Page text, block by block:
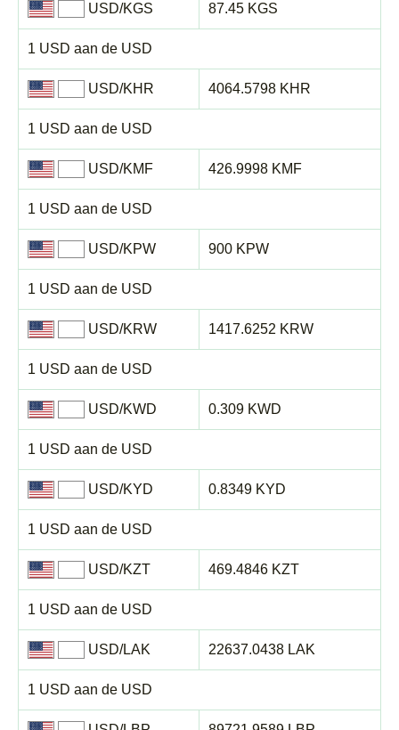
USD/KGS
1 USD aan de USD
87.45 KGS
USD/KHR
1 USD aan de USD
4064.5798 KHR
USD/KMF
1 USD aan de USD
426.9998 KMF
USD/KPW
1 USD aan de USD
900 KPW
USD/KRW
1 USD aan de USD
1417.6252 KRW
USD/KWD
1 USD aan de USD
0.309 KWD
USD/KYD
1 USD aan de USD
0.8349 KYD
USD/KZT
1 USD aan de USD
469.4846 KZT
USD/LAK
1 USD aan de USD
22637.0438 LAK